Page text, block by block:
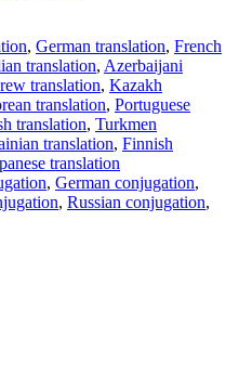
, German translation, French
translation, Azerbaijani
translation, Kazakh
translation, Portuguese
translation, Turkmen
translation, Finnish
translation
, German conjugation,
, Russian conjugation,